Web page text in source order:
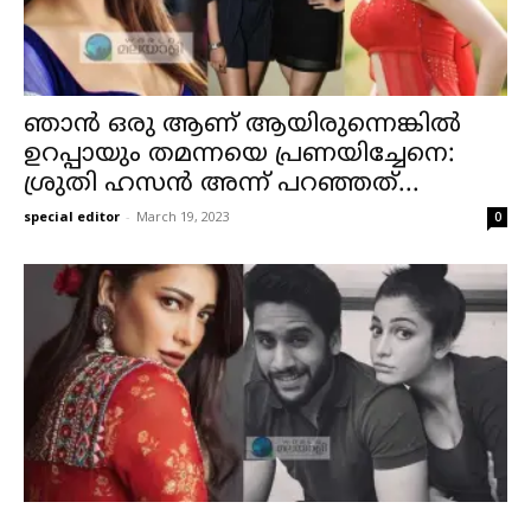
ഞാൻ ഒരു ആണ് ആയിരുന്നെങ്കിൽ
ഉറപ്പായും തമന്നയെ പ്രണയിച്ചേനെ:
ശ്രുതി ഹസൻ അന്ന് പറഞ്ഞത്...
special editor - March 19, 2023 0